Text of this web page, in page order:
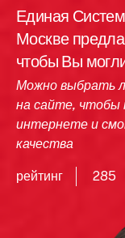
Единая
Москве
чтобы Вы
Можно выбрать
на сайте, чтобы
интернете и
качества
рейтинг 285